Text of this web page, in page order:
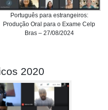
Português para estrangeiros:
Produção Oral para o Exame Celp
Bras – 27/08/2024
2020